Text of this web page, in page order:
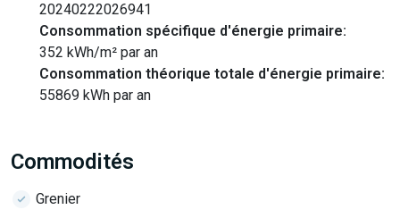
20240222026941
Consommation spécifique d'énergie primaire:
352 kWh/m² par an
Consommation théorique totale d'énergie primaire:
55869 kWh par an
Commodités
Grenier